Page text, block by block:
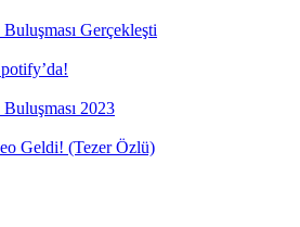
Gerçekleşti
2023
Geldi! (Tezer Özlü)